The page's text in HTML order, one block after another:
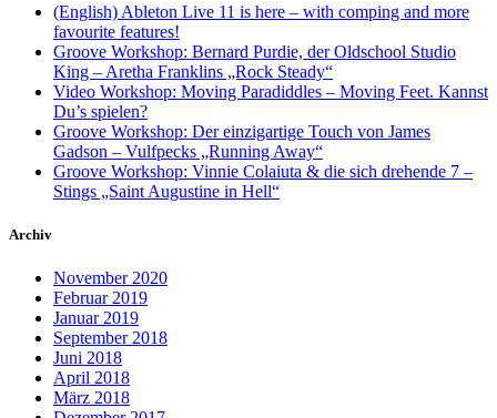
(English) Ableton Live 11 is here – with comping and more
favourite features!
Groove Workshop: Bernard Purdie, der Oldschool Studio
King – Aretha Franklins „Rock Steady“
Video Workshop: Moving Paradiddles – Moving Feet. Kannst
Du’s spielen?
Groove Workshop: Der einzigartige Touch von James
Gadson – Vulfpecks „Running Away“
Groove Workshop: Vinnie Colaiuta & die sich drehende 7 –
Stings „Saint Augustine in Hell“
Archiv
November 2020
Februar 2019
Januar 2019
September 2018
Juni 2018
April 2018
März 2018